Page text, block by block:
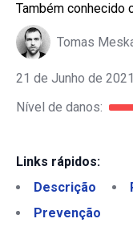
Também conhecido
Tomas
21 de Junho de 2021
Nível de danos:
Links rápidos:
Descrição
Prevenção